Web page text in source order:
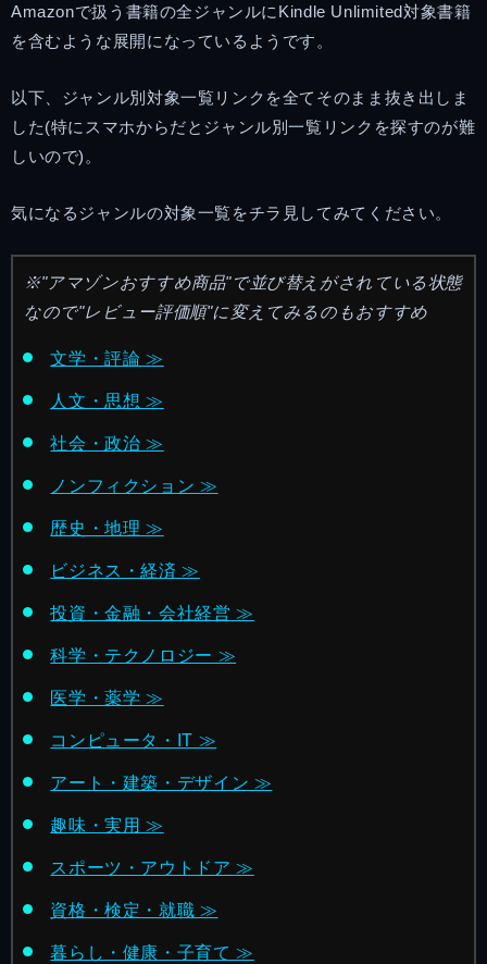
Amazonで扱う書籍の全ジャンルにKindle Unlimited対象書籍
を含むような展開になっているようです。
以下、ジャンル別対象一覧リンクを全てそのまま抜き出しま
した(特にスマホからだとジャンル別一覧リンクを探すのが難
しいので)。
気になるジャンルの対象一覧をチラ見してみてください。
※"アマゾンおすすめ商品"で並び替えがされている状態
なので"レビュー評価順"に変えてみるのもおすすめ
文学・評論 ≫
人文・思想 ≫
社会・政治 ≫
ノンフィクション ≫
歴史・地理 ≫
ビジネス・経済 ≫
投資・金融・会社経営 ≫
科学・テクノロジー ≫
医学・薬学 ≫
コンピュータ・IT ≫
アート・建築・デザイン ≫
趣味・実用 ≫
スポーツ・アウトドア ≫
資格・検定・就職 ≫
暮らし・健康・子育て ≫